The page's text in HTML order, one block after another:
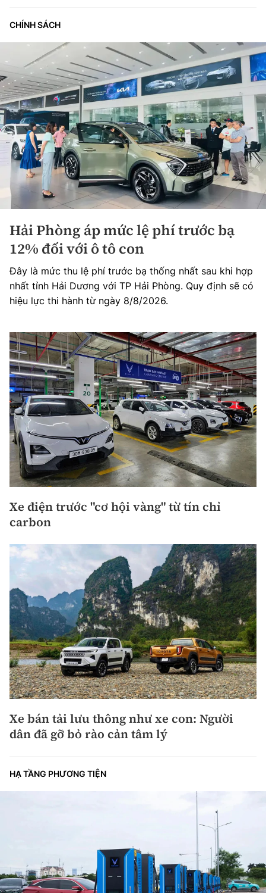
CHÍNH SÁCH
Hải Phòng áp mức lệ phí trước bạ
12% đối với ô tô con
Đây là mức thu lệ phí trước bạ thống nhất sau khi hợp
nhất tỉnh Hải Dương với TP Hải Phòng. Quy định sẽ có
hiệu lực thi hành từ ngày 8/8/2026.
Xe điện trước "cơ hội vàng" từ tín chỉ
carbon
Xe bán tải lưu thông như xe con: Người
dân đã gỡ bỏ rào cản tâm lý
HẠ TẦNG PHƯƠNG TIỆN